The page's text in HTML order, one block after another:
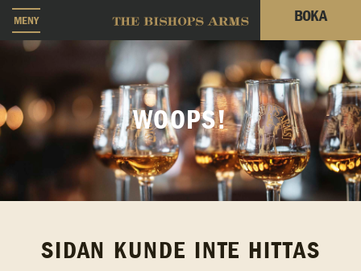
MENY BOKA
WOOPS!
SIDAN KUNDE INTE HITTAS